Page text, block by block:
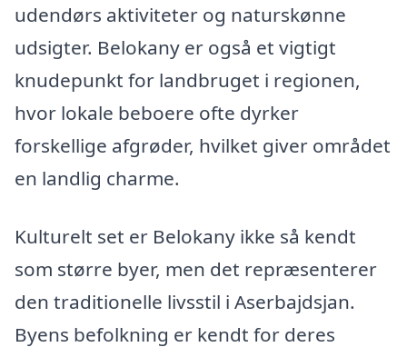
udendørs aktiviteter og naturskønne
udsigter. Belokany er også et vigtigt
knudepunkt for landbruget i regionen,
hvor lokale beboere ofte dyrker
forskellige afgrøder, hvilket giver området
en landlig charme.
Kulturelt set er Belokany ikke så kendt
som større byer, men det repræsenterer
den traditionelle livsstil i Aserbajdsjan.
Byens befolkning er kendt for deres